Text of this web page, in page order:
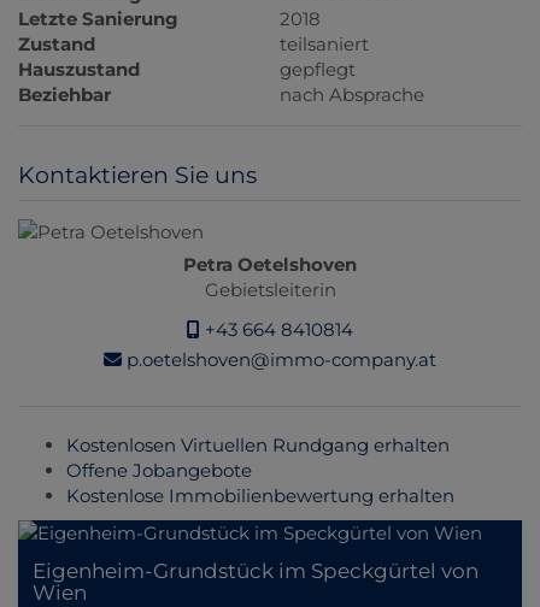
Letzte Sanierung
2018
Zustand
teilsaniert
Hauszustand
gepflegt
Beziehbar
nach Absprache
Kontaktieren Sie uns
Petra Oetelshoven
Gebietsleiterin
+43 664 8410814
p.oetelshoven@immo-company.at
Kostenlosen Virtuellen Rundgang erhalten
Offene Jobangebote
Kostenlose Immobilienbewertung erhalten
Eigenheim-Grundstück im Speckgürtel von
Wien